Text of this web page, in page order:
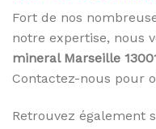
Fort de nos
notre expertise, nous
mineral Marseille
Contactez-nous pour
Retrouvez également